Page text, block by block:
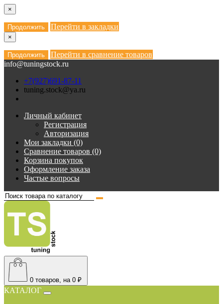
×
Продолжить Перейти в закладки
×
Продолжить
Перейти в сравнение товаров
info@tuningstock.ru
+7(927)691-87-11
tuning.stock@ya.ru
Личный кабинет
Регистрация
Авторизация
Мои закладки (0)
Сравнение товаров (0)
Корзина покупок
Оформление заказа
Частые вопросы
0 товаров, на 0 ₽
КАТАЛОГ